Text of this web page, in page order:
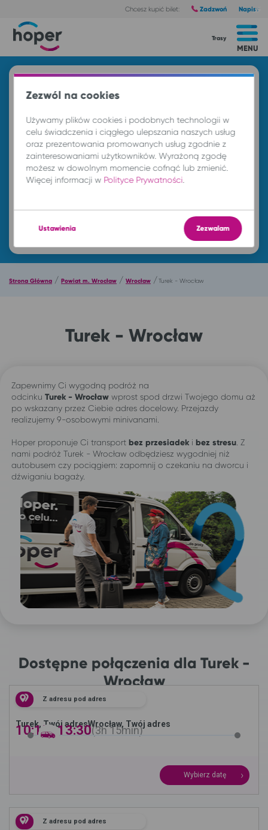
Chcesz kupić bilet: Zadzwoń Napisz
MENU
Trasy
DO
nd. 9 sie.
Znajdź przejazd
Strona Główna / Powiat m. Wrocław / Wrocław /Turek - Wrocław
Turek - Wrocław
Zapewnimy Ci wygodną podróż na
odcinku Turek - Wrocław wprost spod drzwi Twojego domu aż
po wskazany przez Ciebie adres docelowy. Przejazdy
realizujemy 9-osobowymi minivanami.
Hoper proponuje Ci transport bez przesiadek i bez stresu . Z
nami podróż Turek - Wrocław odbędziesz wygodniej niż
autobusem czy pociągiem: zapomnij o czekaniu na dworcu i
dźwiganiu bagaży.
Dostępne połączenia dla Turek -
Wrocław
Z adresu pod adres
Turek, Twój adresWrocław, Twój adres
10:15 -13:30 3h15min
Wybierz datę
Z adresu pod adres
Zezwól na cookies
Używamy plików cookies i podobnych technologii w
celu świadczenia i ciągłego ulepszania naszych usług
oraz prezentowania promowanych usług zgodnie z
zainteresowaniami użytkowników. Wyrażoną zgodę
możesz w dowolnym momencie cofnąć lub zmienić.
Więcej informacji w Polityce Prywatności
Ustawienia Zezwalam